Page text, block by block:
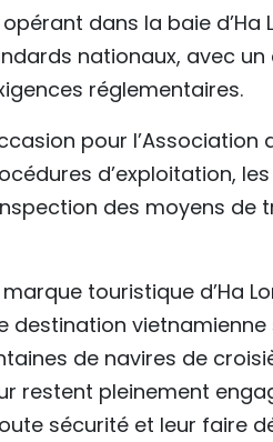
dans la baie
nationaux, avec
réglementaires.
pour l’Association
d’exploitation,
des moyens de
touristique d’Ha
destination
de navires de
restent pleinement
sécurité et leur faire